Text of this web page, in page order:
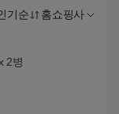
기순 홈쇼핑사
2병